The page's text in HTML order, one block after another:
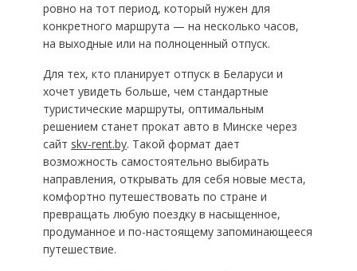
ровно на тот период, который нужен для
конкретного маршрута — на несколько часов,
на выходные или на полноценный отпуск.
Для тех, кто планирует отпуск в Беларуси и
хочет увидеть больше, чем стандартные
туристические маршруты, оптимальным
решением станет прокат авто в Минске через
сайт skv-rent.by. Такой формат дает
возможность самостоятельно выбирать
направления, открывать для себя новые места,
комфортно путешествовать по стране и
превращать любую поездку в насыщенное,
продуманное и по-настоящему запоминающееся
путешествие.